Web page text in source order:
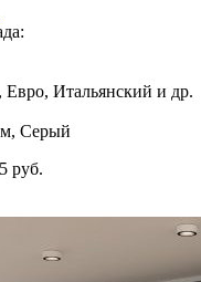
Евро, Итальянский и др.
Серый
руб.